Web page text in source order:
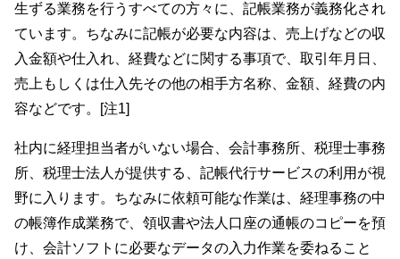
生ずる業務を行うすべての方々に、記帳業務が義務化され
ています。ちなみに記帳が必要な内容は、売上げなどの収
入金額や仕入れ、経費などに関する事項で、取引年月日、
売上もしくは仕入先その他の相手方名称、金額、経費の内
容などです。[注1]
社内に経理担当者がいない場合、会計事務所、税理士事務
所、税理士法人が提供する、記帳代行サービスの利用が視
野に入ります。ちなみに依頼可能な作業は、経理事務の中
の帳簿作成業務で、領収書や法人口座の通帳のコピーを預
け、会計ソフトに必要なデータの入力作業を委ねること